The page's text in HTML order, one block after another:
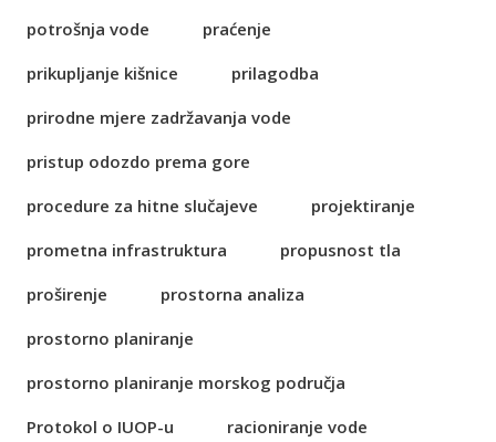
potrošnja vode
praćenje
prikupljanje kišnice
prilagodba
prirodne mjere zadržavanja vode
pristup odozdo prema gore
procedure za hitne slučajeve
projektiranje
prometna infrastruktura
propusnost tla
proširenje
prostorna analiza
prostorno planiranje
prostorno planiranje morskog područja
Protokol o IUOP-u
racioniranje vode